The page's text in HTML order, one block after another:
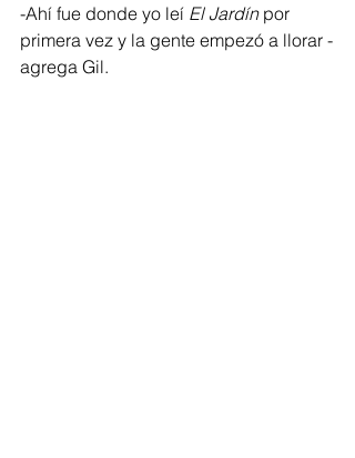
-Ahí fue donde yo leí El Jardín por
primera vez y la gente empezó a llorar -
agrega Gil.